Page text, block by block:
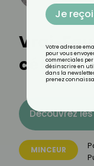
Vrai-
Découvrez les
MINCEUR
Je
Votre adresse
pour vous
commerciales
désinscrire en
dans la
prenez